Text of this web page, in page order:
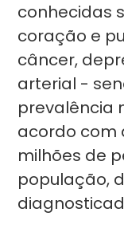
conhecidas
coração e
câncer,
arterial -
prevalência
acordo com
milhões de
população,